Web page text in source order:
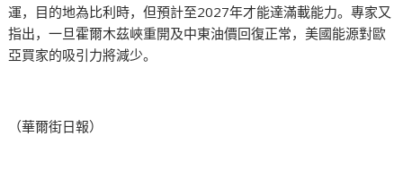
運，目的地為比利時，但預計至2027年才能達滿載能力。專家又
指出，一旦霍爾木茲峽重開及中東油價回復正常，美國能源對歐
亞買家的吸引力將減少。
（華爾街日報）